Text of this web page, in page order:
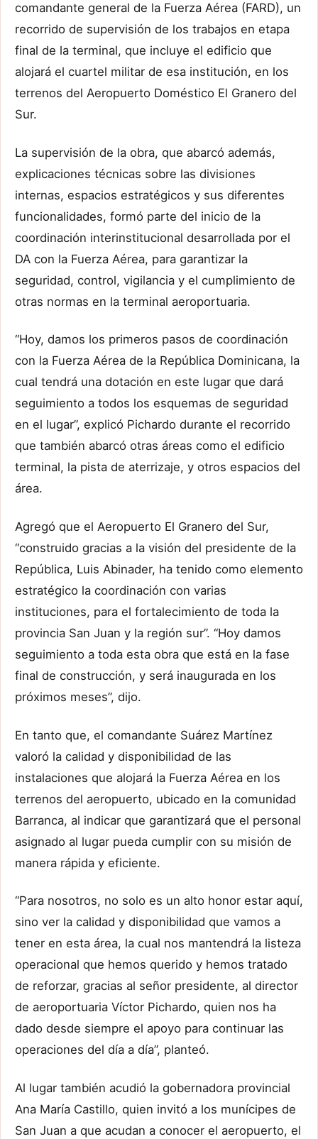
comandante general de la Fuerza Aérea (FARD), un
recorrido de supervisión de los trabajos en etapa
final de la terminal, que incluye el edificio que
alojará el cuartel militar de esa institución, en los
terrenos del Aeropuerto Doméstico El Granero del
Sur.
La supervisión de la obra, que abarcó además,
explicaciones técnicas sobre las divisiones
internas, espacios estratégicos y sus diferentes
funcionalidades, formó parte del inicio de la
coordinación interinstitucional desarrollada por el
DA con la Fuerza Aérea, para garantizar la
seguridad, control, vigilancia y el cumplimiento de
otras normas en la terminal aeroportuaria.
“Hoy, damos los primeros pasos de coordinación
con la Fuerza Aérea de la República Dominicana, la
cual tendrá una dotación en este lugar que dará
seguimiento a todos los esquemas de seguridad
en el lugar”, explicó Pichardo durante el recorrido
que también abarcó otras áreas como el edificio
terminal, la pista de aterrizaje, y otros espacios del
área.
Agregó que el Aeropuerto El Granero del Sur,
“construido gracias a la visión del presidente de la
República, Luis Abinader, ha tenido como elemento
estratégico la coordinación con varias
instituciones, para el fortalecimiento de toda la
provincia San Juan y la región sur”. “Hoy damos
seguimiento a toda esta obra que está en la fase
final de construcción, y será inaugurada en los
próximos meses”, dijo.
En tanto que, el comandante Suárez Martínez
valoró la calidad y disponibilidad de las
instalaciones que alojará la Fuerza Aérea en los
terrenos del aeropuerto, ubicado en la comunidad
Barranca, al indicar que garantizará que el personal
asignado al lugar pueda cumplir con su misión de
manera rápida y eficiente.
“Para nosotros, no solo es un alto honor estar aquí,
sino ver la calidad y disponibilidad que vamos a
tener en esta área, la cual nos mantendrá la listeza
operacional que hemos querido y hemos tratado
de reforzar, gracias al señor presidente, al director
de aeroportuaria Víctor Pichardo, quien nos ha
dado desde siempre el apoyo para continuar las
operaciones del día a día”, planteó.
Al lugar también acudió la gobernadora provincial
Ana María Castillo, quien invitó a los munícipes de
San Juan a que acudan a conocer el aeropuerto, el